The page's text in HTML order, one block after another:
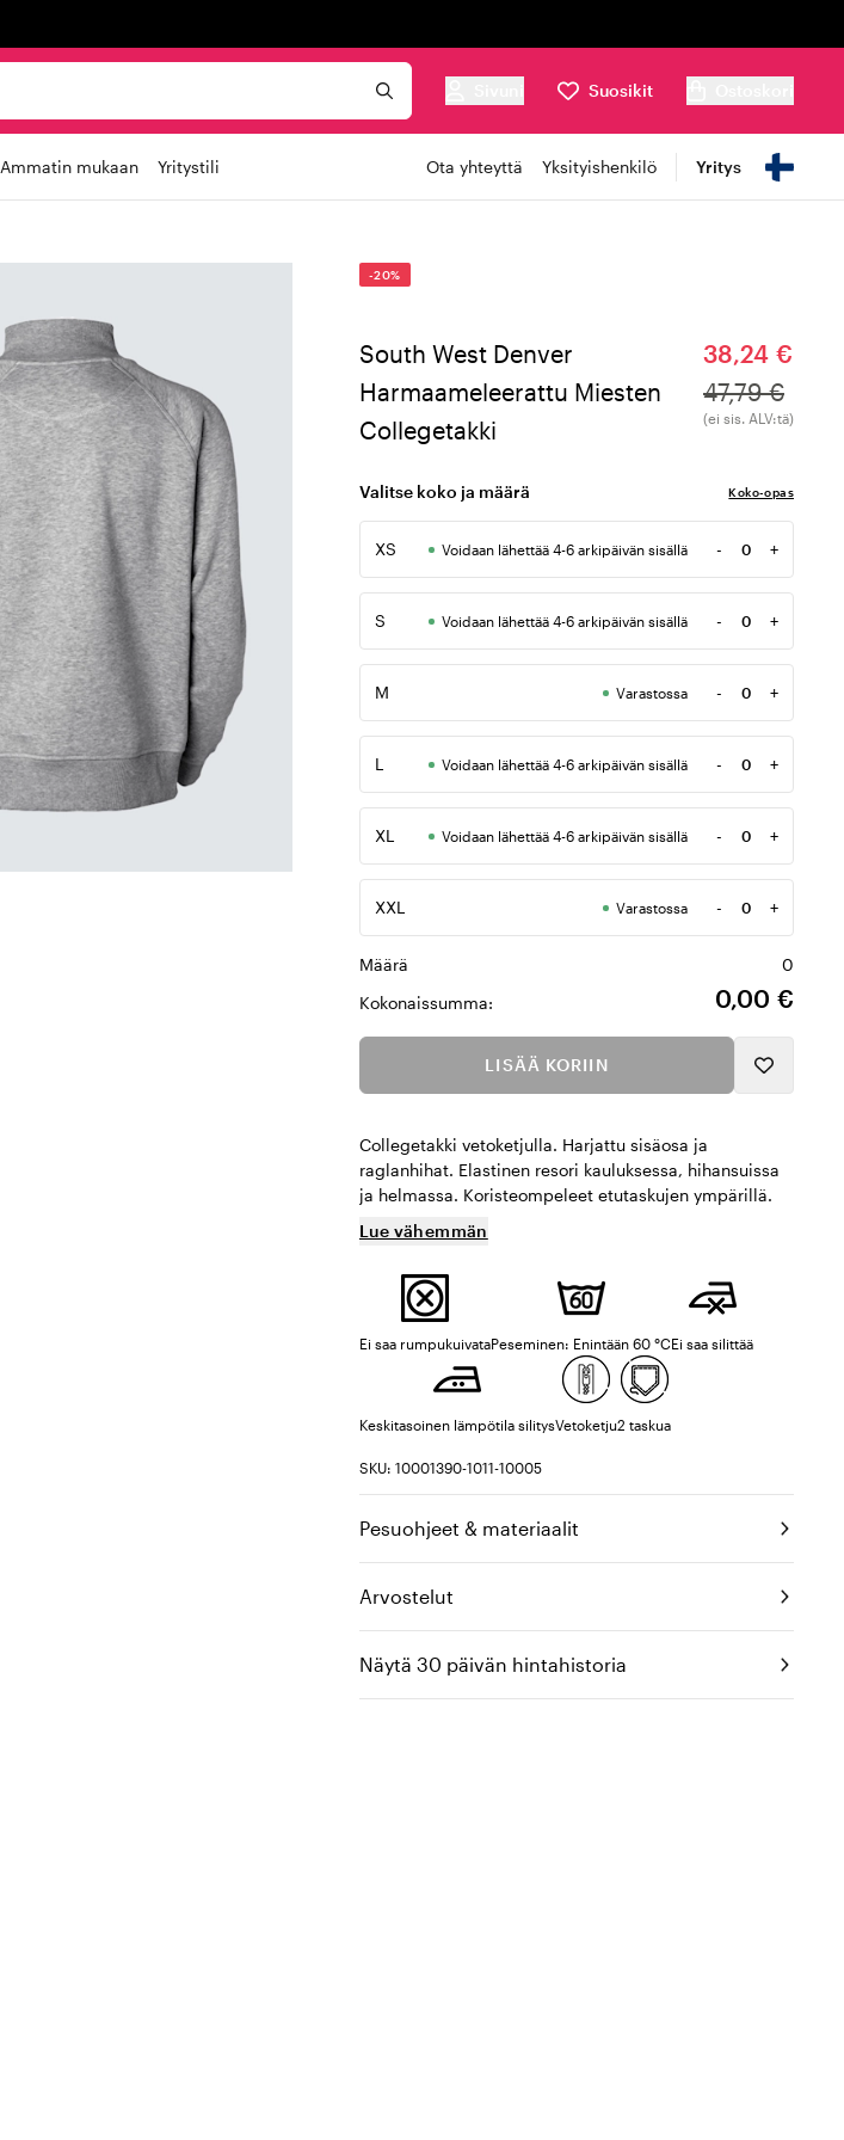
Suosikit
Ammatin mukaan Yritystili Ota yhteyttä Yksityishenkilö Yritys
-20%
South West Denver
Harmaameleerattu Miesten
Collegetakki
38,24 €
47,79 €
(ei sis. ALV:tä)
Valitse koko ja määrä Koko-opas
XS Voidaan lähettää 4-6 arkipäivän sisällä -
Määrä
+
S Voidaan lähettää 4-6 arkipäivän sisällä -
Määrä
+
M Varastossa -
Määrä
+
L Voidaan lähettää 4-6 arkipäivän sisällä -
Määrä
+
XL Voidaan lähettää 4-6 arkipäivän sisällä -
Määrä
+
XXL Varastossa -
Määrä
+
Määrä
0
Kokonaissumma:
0,00 €
LISÄÄ KORIIN
Collegetakki vetoketjulla. Harjattu sisäosa ja
raglanhihat. Elastinen resori kauluksessa, hihansuissa
ja helmassa. Koristeompeleet etutaskujen ympärillä.
Lue vähemmän
Ei saa rumpukuivataPeseminen: Enintään 60 °CEi saa silittää
Keskitasoinen lämpötila silitysVetoketju2 taskua
SKU: 10001390-1011-10005
Pesuohjeet & materiaalit
Arvostelut
Näytä 30 päivän hintahistoria